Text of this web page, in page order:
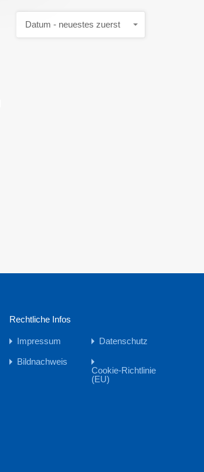
Datum - neuestes zuerst
Rechtliche Infos
Impressum Datenschutz
Bildnachweis
Cookie-Richtlinie
(EU)